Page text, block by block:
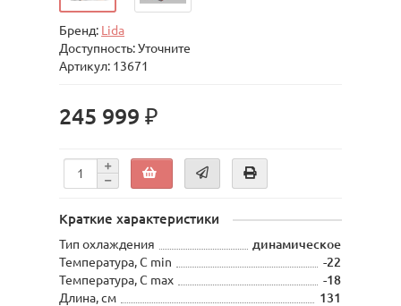
Бренд: Lida
Доступность: Уточните
Артикул: 13671
245 999 ₽
Краткие характеристики
Тип охлаждения
динамическое
Температура, С min
-22
Температура, С max
-18
Длина, см
131